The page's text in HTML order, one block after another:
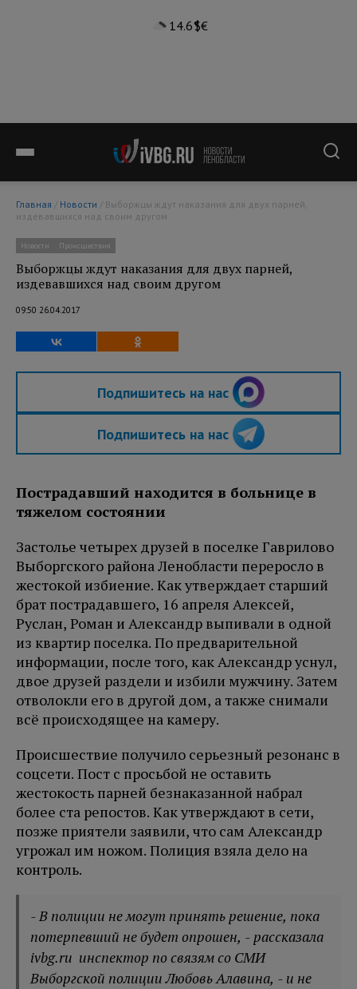
14.6°$€
Главная / Новости
издевавшихся над своим другом
Новости Происшествия
Выборжцы ждут наказания для двух парней,
издевавшихся над своим другом
09:50 26.04.2017
Подпишитесь на нас
Подпишитесь на нас
Пострадавший находится в больнице в
тяжелом состоянии
Застолье четырех друзей в поселке Гаврилово
Выборгского района Ленобласти переросло в
жестокой избиение. Как утверждает старший
брат пострадавшего, 16 апреля Алексей,
Руслан, Роман и Александр выпивали в одной
из квартир поселка. По предварительной
информации, после того, как Александр уснул,
двое друзей раздели и избили мужчину. Затем
отволокли его в другой дом, а также снимали
всё происходящее на камеру.
Происшествие получило серьезный резонанс в
соцсети. Пост с просьбой не оставить
жестокость парней безнаказанной набрал
более ста репостов. Как утверждают в сети,
позже приятели заявили, что сам Александр
угрожал им ножом. Полиция взяла дело на
контроль.
- В полиции не могут принять решение, пока
потерпевший не будет опрошен, - рассказала
ivbg.ru инспектор по связям со СМИ
Выборгской полиции Любовь Алавина, - и не